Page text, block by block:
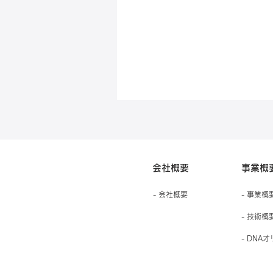
会社概要 事業概
- 会社概要 - 事業概
- 技術概
- DNAオ